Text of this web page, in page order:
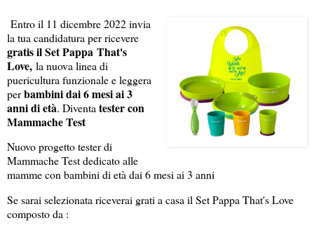
Entro il 11 dicembre 2022 invia
la tua candidatura per ricevere
gratis il Set Pappa That's
Love, la nuova linea di
puericultura funzionale e leggera
perbambini dai 6 mesi ai 3
anni di età. Diventa tester con
Mammache Test
Nuovo progetto tester di
Mammache Test dedicato alle
mamme con bambini di età dai 6 mesi ai 3 anni
Se sarai selezionata riceverai grati a casa il Set Pappa That's Love
composto da :